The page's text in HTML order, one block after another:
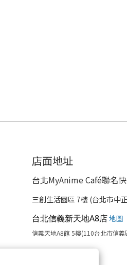
店面地址
台北MyAnime Café聯名
三創生活園區 7樓 (台北市中
台北信義新天地A8店地圖
信義天地A8館 5樓(110台北市信